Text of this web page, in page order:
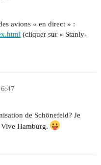
avions « en direct » :
(cliquer sur « Stanly-
de Schönefeld? Je
Hamburg.